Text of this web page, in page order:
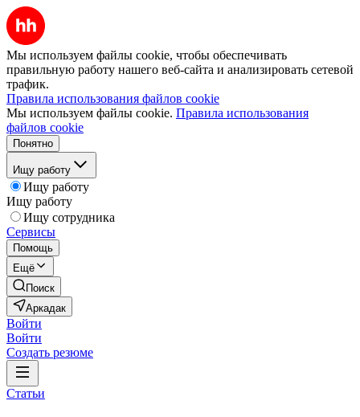
Мы используем файлы cookie, чтобы обеспечивать
правильную работу нашего веб-сайта и анализировать сетевой
трафик.
Правила использования файлов cookie
Мы используем файлы cookie. Правила использования
файлов cookie
Понятно
Ищу работу
Ищу работу
Ищу работу
Ищу сотрудника
Сервисы
Помощь
Ещё
Поиск
Аркадак
Войти
Войти
Создать резюме
Статьи